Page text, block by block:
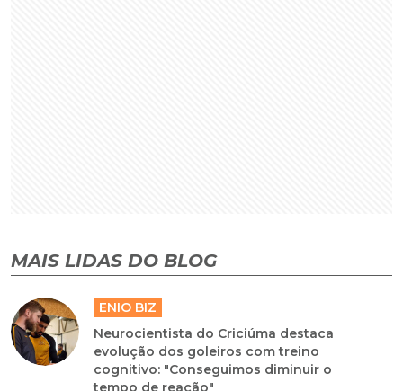
MAIS LIDAS DO BLOG
ENIO BIZ
Neurocientista do Criciúma destaca
evolução dos goleiros com treino
cognitivo: "Conseguimos diminuir o
tempo de reação"